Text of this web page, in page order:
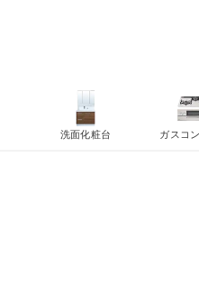
洗面化粧台 ガスコ